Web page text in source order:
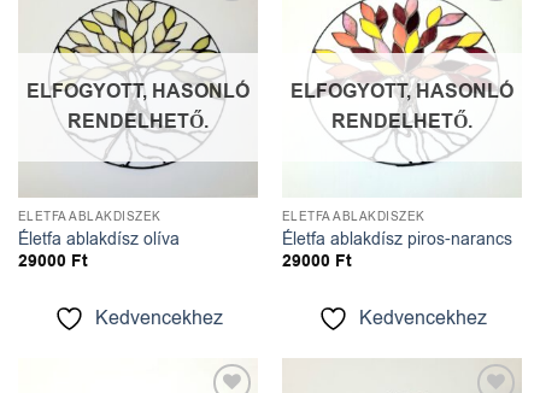
Kedvencekhez
ELFOGYOTT, HASONLÓ
RENDELHETŐ.
ÉLETFA ABLAKDÍSZEK
Életfa ablakdísz olíva
29000 Ft
Kedvencekhez
Kedvencekhez
ELFOGYOTT, HASONLÓ
RENDELHETŐ.
ÉLETFA ABLAKDÍSZEK
Életfa ablakdísz piros-narancs
29000 Ft
Kedvencekhez